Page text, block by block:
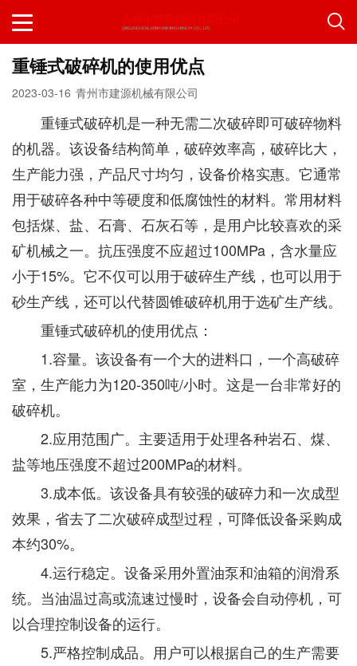
重锤式破碎机的使用优点
2023-03-16 青州市建源机械有限公司
重锤式破碎机是一种无需二次破碎即可破碎物料
的机器。该设备结构简单，破碎效率高，破碎比大，
生产能力强，产品尺寸均匀，设备价格实惠。它通常
用于破碎各种中等硬度和低腐蚀性的材料。常用材料
包括煤、盐、石膏、石灰石等，是用户比较喜欢的采
矿机械之一。抗压强度不应超过100MPa，含水量应
小于15%。它不仅可以用于破碎生产线，也可以用于
砂生产线，还可以代替圆锥破碎机用于选矿生产线。
重锤式破碎机的使用优点：
1.容量。该设备有一个大的进料口，一个高破碎
室，生产能力为120-350吨/小时。这是一台非常好的
破碎机。
2.应用范围广。主要适用于处理各种岩石、煤、
盐等地压强度不超过200MPa的材料。
3.成本低。该设备具有较强的破碎力和一次成型
效果，省去了二次破碎成型过程，可降低设备采购成
本约30%。
4.运行稳定。设备采用外置油泵和油箱的润滑系
统。当油温过高或流速过慢时，设备会自动停机，可
以合理控制设备的运行。
5.严格控制成品。用户可以根据自己的生产需要